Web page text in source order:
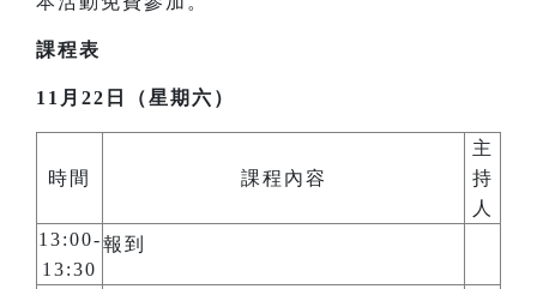
課程表
11月22日（星期六）
時間 課程內容
主
持
人
13:00-
13:30
報到